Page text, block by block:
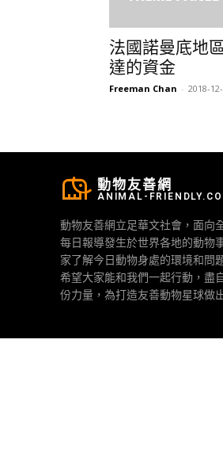
法國諾曼底地
達的資金
Freeman Chan - 2018-
動物友善網
ANIMAL-FRIENDLY.CO
動物友善網立足華文社會，面向
每日報導發生於世界各地的動物
家了解今日動物身處的環境和問
希望大家能和我們一起行動，盡
份力量，為打造友善動物星球做